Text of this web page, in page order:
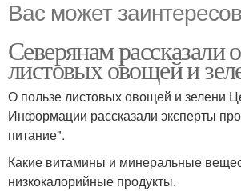
Вас может
Северянам рассказали
листовых овощей и
О пользе листовых овощей и зелени
Информации рассказали эксперты
питание".
Какие витамины и минеральные
низкокалорийные продукты.